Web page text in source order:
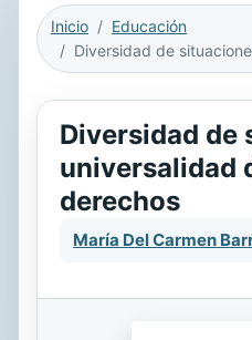
Inicio
Educación
Diversidad de
universalidad
derechos
María Del Carmen